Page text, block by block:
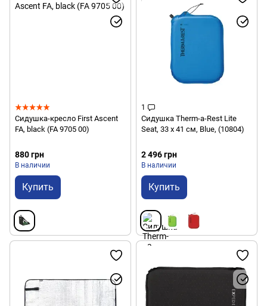
Сидушка-кресло First Ascent
FA, black (FA 9705 00)
880 грн
В наличии
Купить
1
Сидушка Therm-a-Rest Lite
Seat, 33 х 41 см, Blue, (10804)
2 496 грн
В наличии
Купить